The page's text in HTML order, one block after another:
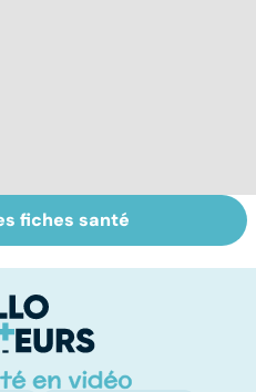
Quel est le rôle
des associations
fiches santé